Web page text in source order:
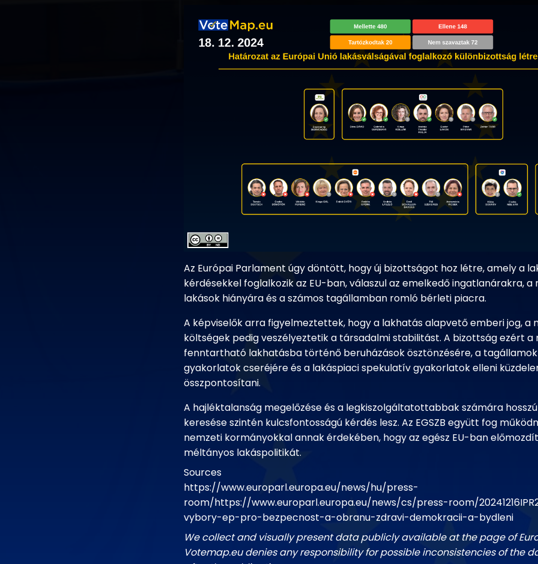
Az Európai Parlament úgy döntött, hogy új bizottságot hoz létre, amely a
kérdésekkel foglalkozik az EU-ban, válaszul az emelkedő ingatlanárakra,
lakások hiányára és a számos tagállamban romló bérleti piacra.
A képviselők arra figyelmeztettek, hogy a lakhatás alapvető emberi jog, a
költségek pedig veszélyeztetik a társadalmi stabilitást. A bizottság ezért
fenntartható lakhatásba történő beruházások ösztönzésére, a
gyakorlatok cseréjére és a lakáspiaci spekulatív gyakorlatok elleni
összpontosítani.
A hajléktalanság megelőzése és a legkiszolgáltatottabbak számára
keresése szintén kulcsfontosságú kérdés lesz. Az EGSZB együtt fog
nemzeti kormányokkal annak érdekében, hogy az egész EU-ban
méltányos lakáspolitikát.
Sources
https://www.europarl.europa.eu/news/hu/press-
room/https://www.europarl.europa.eu/news/cs/press-room/
vybory-ep-pro-bezpecnost-a-obranu-zdravi-demokracii-a-bydleni
We collect and visually present data publicly available at the page of
Votemap.eu denies any responsibility for possible inconsistencies of the